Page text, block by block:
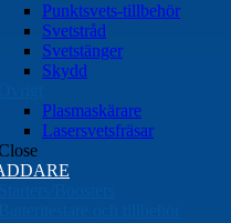
Punktsvets-tillbehör
Svetstråd
Svetstänger
Skydd
Plasmaskärare
Lasersvetsfräsar